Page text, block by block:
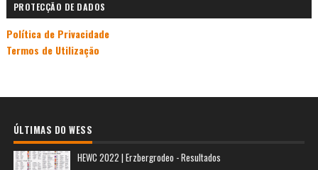
PROTECÇÃO DE DADOS
Política de Privacidade
Termos de Utilização
ÚLTIMAS DO WESS
HEWC 2022 | Erzbergrodeo - Resultados